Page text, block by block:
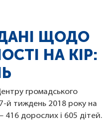
ЩОДО
НА КІР:
громадського
й тиждень 2018 року на
416 дорослих і 605 дітей.